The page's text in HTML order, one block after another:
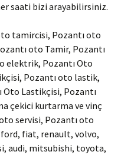
saati bizi arayabilirsiniz.
tamircisi, Pozantı oto
oto Tamir, Pozantı
elektrik, Pozantı Oto
Pozantı oto lastik,
Oto Lastikçisi, Pozantı
çekici kurtarma ve vinç
servisi, Pozantı oto
ford, fiat, renault, volvo,
audi, mitsubishi, toyota,